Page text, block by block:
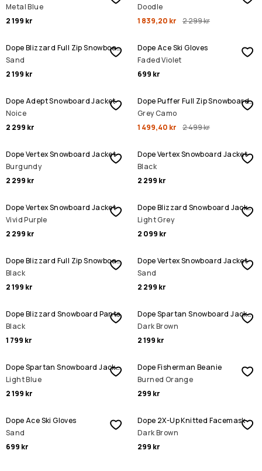
Metal Blue
2 199 kr
Doodle
1 839,20 kr
2 299 kr
Dope Blizzard Full Zip Snowboard Jacket
Sand
2 199 kr
Dope Ace Ski Gloves
Faded Violet
699 kr
Dope Adept Snowboard Jacket
Noice
2 299 kr
REA
Dope Puffer Full Zip Snowboard Jacket
Grey Camo
1 499,40 kr
2 499 kr
Dope Vertex Snowboard Jacket
Burgundy
2 299 kr
Dope Vertex Snowboard Jacket
Black
2 299 kr
Dope Vertex Snowboard Jacket
Vivid Purple
2 299 kr
Dope Blizzard Snowboard Jacket
Light Grey
2 099 kr
Dope Blizzard Full Zip Snowboard Jacket
Black
2 199 kr
Dope Vertex Snowboard Jacket
Sand
2 299 kr
Dope Blizzard Snowboard Pants
Black
1 799 kr
Dope Spartan Snowboard Jacket
Dark Brown
2 199 kr
Dope Spartan Snowboard Jacket
Light Blue
2 199 kr
Dope Fisherman Beanie
Burned Orange
299 kr
Dope Ace Ski Gloves
Sand
699 kr
Dope 2X-Up Knitted Facemask
Dark Brown
299 kr